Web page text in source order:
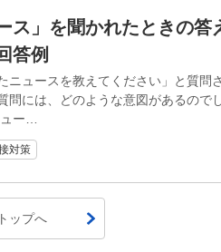
ス」を聞かれたときの答
答例
ニュースを教えてください」と質問
問には、どのような意図があるので
ー…
対策
ップへ